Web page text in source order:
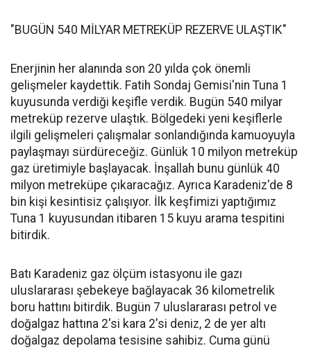
"BUGÜN 540 MİLYAR METREKÜP REZERVE ULAŞTIK"
Enerjinin her alanında son 20 yılda çok önemli
gelişmeler kaydettik. Fatih Sondaj Gemisi'nin Tuna 1
kuyusunda verdiği keşifle verdik. Bugün 540 milyar
metreküp rezerve ulaştık. Bölgedeki yeni keşiflerle
ilgili gelişmeleri çalışmalar sonlandığında kamuoyuyla
paylaşmayı sürdüreceğiz. Günlük 10 milyon metreküp
gaz üretimiyle başlayacak. İnşallah bunu günlük 40
milyon metreküpe çıkaracağız. Ayrıca Karadeniz'de 8
bin kişi kesintisiz çalışıyor. İlk keşfimizi yaptığımız
Tuna 1 kuyusundan itibaren 15 kuyu arama tespitini
bitirdik.
Batı Karadeniz gaz ölçüm istasyonu ile gazı
uluslararası şebekeye bağlayacak 36 kilometrelik
boru hattını bitirdik. Bugün 7 uluslararası petrol ve
doğalgaz hattına 2'si kara 2'si deniz, 2 de yer altı
doğalgaz depolama tesisine sahibiz. Cuma günü